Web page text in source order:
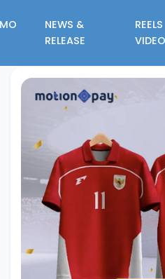
NEWS &
RELEASE
REELS
VIDEO